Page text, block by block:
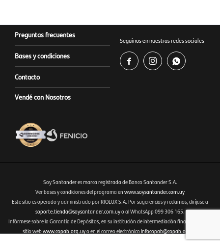
Preguntas frecuentes
Bases y condiciones
Contacto
Vendé con Nosotros
Seguinos en nuestras redes sociales
  
Fenicio eCommerce Uruguay
Soy Santander es marca registrada de Banco Santander S.A.
Ver bases y condiciones del programa en www.soysantander.com.uy
Este sitio es operado y administrado por RIOLUX S.A. Por sugerencias y reclamos, diríjase a
soporte.tienda@soysantander.com.uyo al WhatsApp 099 306 165.
Infórmese sobre la Garantía de Depósitos, en su institución de intermediación financiera, en el
sitio webwww.copab.org.uyo en el correo electrónicoinfocopab@copab.org.uy